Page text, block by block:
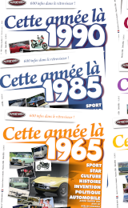
Accueil | Conseiller à un